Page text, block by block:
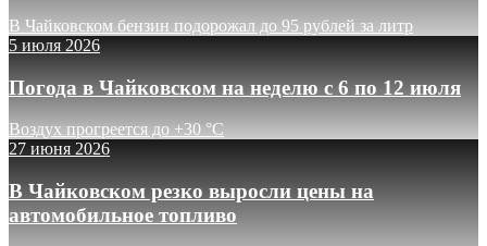
В Чайковском бензин подорожал до 95 рублей за литр
5 июля 2026
Погода в Чайковском на неделю с 6 по 12 июля
Воздух прогреется до +30 °C
27 июня 2026
В Чайковском резко выросли цены на
автомобильное топливо